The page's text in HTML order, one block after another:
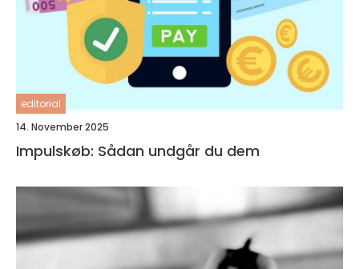
editorial
14. November 2025
Impulskøb: Sådan undgår du dem